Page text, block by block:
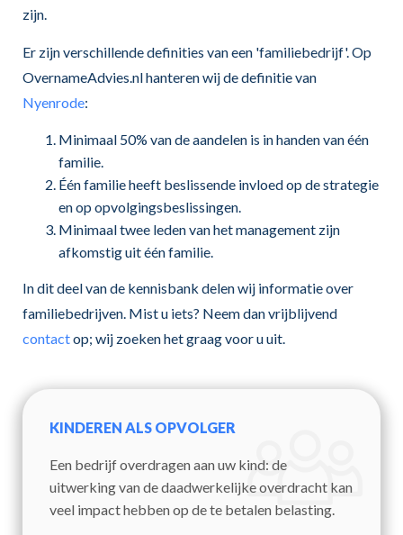
zijn.
Er zijn verschillende definities van een 'familiebedrijf'. Op
OvernameAdvies.nl hanteren wij de definitie van
Nyenrode:
Minimaal 50% van de aandelen is in handen van één
familie.
Één familie heeft beslissende invloed op de strategie
en op opvolgingsbeslissingen.
Minimaal twee leden van het management zijn
afkomstig uit één familie.
In dit deel van de kennisbank delen wij informatie over
familiebedrijven. Mist u iets? Neem dan vrijblijvend
contactop; wij zoeken het graag voor u uit.
KINDEREN ALS OPVOLGER
Een bedrijf overdragen aan uw kind: de
uitwerking van de daadwerkelijke overdracht kan
veel impact hebben op de te betalen belasting.